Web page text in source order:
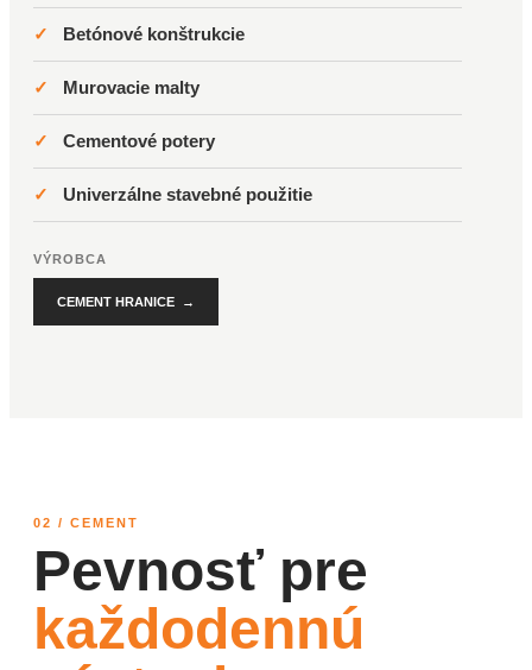
✓ Betónové konštrukcie
✓ Murovacie malty
✓ Cementové potery
✓ Univerzálne stavebné použitie
VÝROBCA
CEMENT HRANICE →
02 / CEMENT
Pevnosť pre
každodennú